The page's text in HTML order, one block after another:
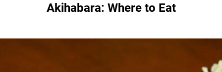
Akihabara: Where to Eat